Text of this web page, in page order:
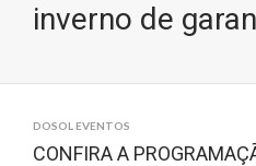
inverno de
DOSOL EVENTOS
CONFIRA A